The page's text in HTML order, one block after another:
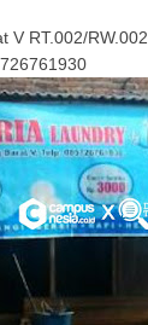
V RT.002/